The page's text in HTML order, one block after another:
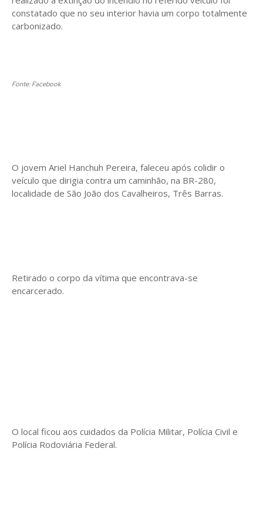
constatado que no seu interior havia um corpo totalmente
carbonizado.
Fonte: Facebook
O jovem Ariel Hanchuh Pereira, faleceu após colidir o
veículo que dirigia contra um caminhão, na BR-280,
localidade de São João dos Cavalheiros, Três Barras.
Retirado o corpo da vítima que encontrava-se
encarcerado.
O local ficou aos cuidados da Polícia Militar, Polícia Civil e
Polícia Rodoviária Federal.